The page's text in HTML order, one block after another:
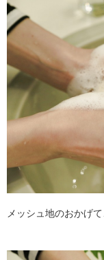
メッシュ地のおかげ